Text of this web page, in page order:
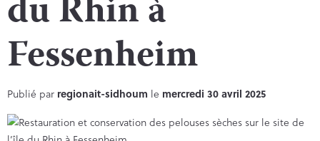
du Rhin à
Fessenheim
Publié par regionait-sidhoum le mercredi 30 avril 2025